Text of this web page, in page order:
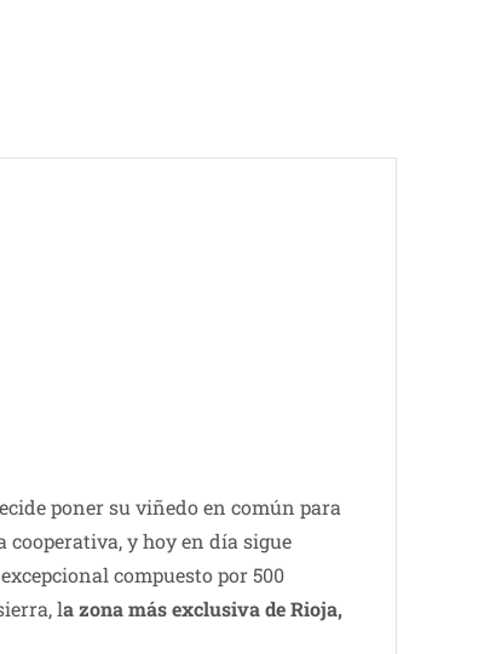
poner su viñedo en común para
cooperativa, y hoy en día sigue
compuesto por 500
la zona más exclusiva de Rioja,